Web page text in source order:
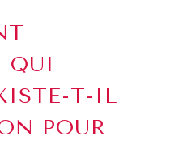
QUI
T-IL
POUR